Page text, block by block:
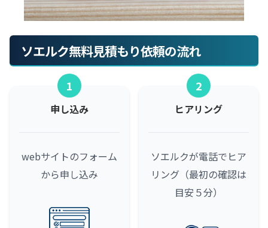
ソエルク無料見積もり依頼の流れ
1
申し込み
webサイトのフォーム
から申し込み
2
ヒアリング
ソエルクが電話でヒア
リング（最初の確認は
目安５分）